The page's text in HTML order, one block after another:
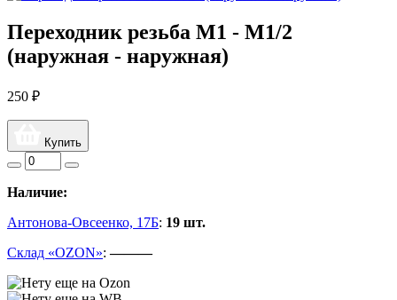
Переходник резьба M1 - M1/2
(наружная - наружная)
250 ₽
Купить
Наличие:
Антонова-Овсеенко, 17Б: 19 шт.
Склад «OZON»:———